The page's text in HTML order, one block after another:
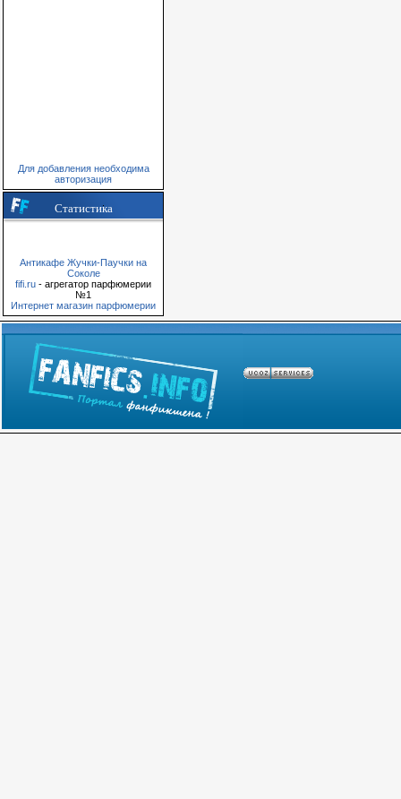
Для добавления необходима
авторизация
Статистика
Антикафе Жучки-Паучки на
Соколе
fifi.ru - агрегатор парфюмерии
№1
Интернет магазин парфюмерии